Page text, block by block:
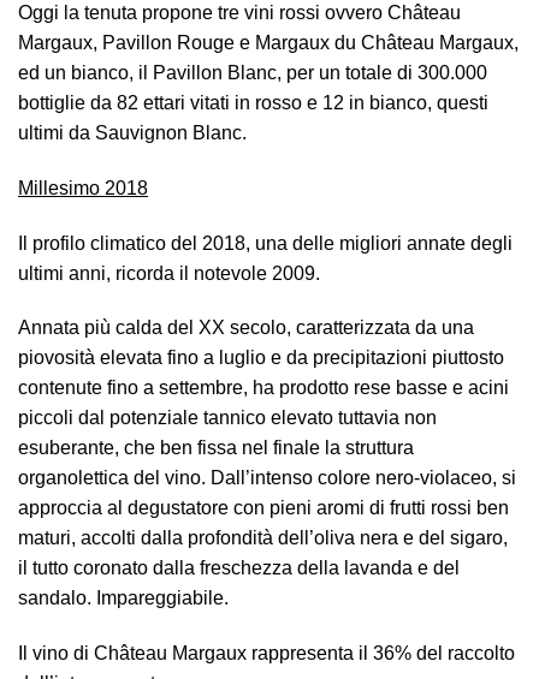
Oggi la tenuta propone tre vini rossi ovvero Château
Margaux, Pavillon Rouge e Margaux du Château Margaux,
ed un bianco, il Pavillon Blanc, per un totale di 300.000
bottiglie da 82 ettari vitati in rosso e 12 in bianco, questi
ultimi da Sauvignon Blanc.
Millesimo 2018
Il profilo climatico del 2018, una delle migliori annate degli
ultimi anni, ricorda il notevole 2009.
Annata più calda del XX secolo, caratterizzata da una
piovosità elevata fino a luglio e da precipitazioni piuttosto
contenute fino a settembre, ha prodotto rese basse e acini
piccoli dal potenziale tannico elevato tuttavia non
esuberante, che ben fissa nel finale la struttura
organolettica del vino. Dall’intenso colore nero-violaceo, si
approccia al degustatore con pieni aromi di frutti rossi ben
maturi, accolti dalla profondità dell’oliva nera e del sigaro,
il tutto coronato dalla freschezza della lavanda e del
sandalo. Impareggiabile.
Il vino di Château Margaux rappresenta il 36% del raccolto